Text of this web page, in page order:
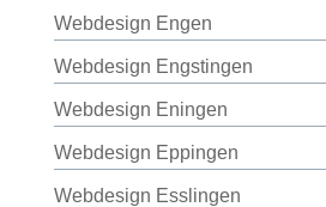
Webdesign Engen
Webdesign Engstingen
Webdesign Eningen
Webdesign Eppingen
Webdesign Esslingen